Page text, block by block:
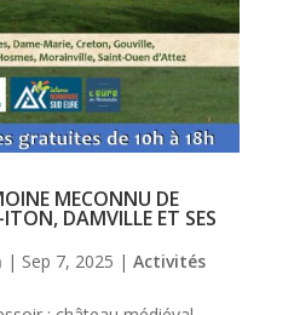
MECONNU DE
ITON, DAMVILLE ET SES
| Sep 7, 2025 | Activités